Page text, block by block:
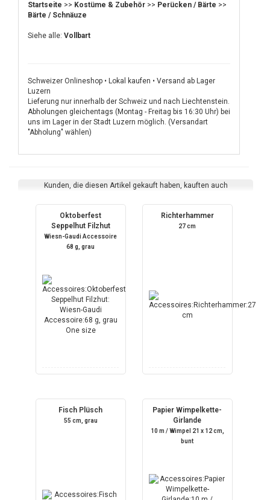
Startseite >> Kostüme & Zubehör >> Perücken / Bärte >>
Bärte / Schnäuze
Siehe alle: Vollbart
Schweizer Onlineshop • Lokal kaufen • Versand ab Lager
Luzern
Lieferung nur innerhalb der Schweiz und nach Liechtenstein.
Abholungen gleichentags (Montag - Freitag bis 16:30 Uhr) bei
uns im Lager in der Stadt Luzern möglich. (Versandart
"Abholung" wählen)
Kunden, die diesen Artikel gekauft haben, kauften auch
Oktoberfest
Seppelhut Filzhut
Wiesn-Gaudi Accessoire
68 g, grau
Richterhammer
27 cm
Fisch Plüsch
55 cm, grau
Papier Wimpelkette-
Girlande
10 m / Wimpel 21 x 12 cm,
bunt